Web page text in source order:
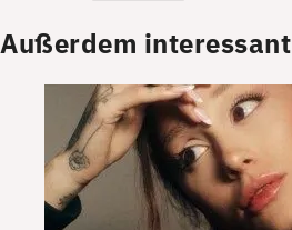
Außerdem interessant